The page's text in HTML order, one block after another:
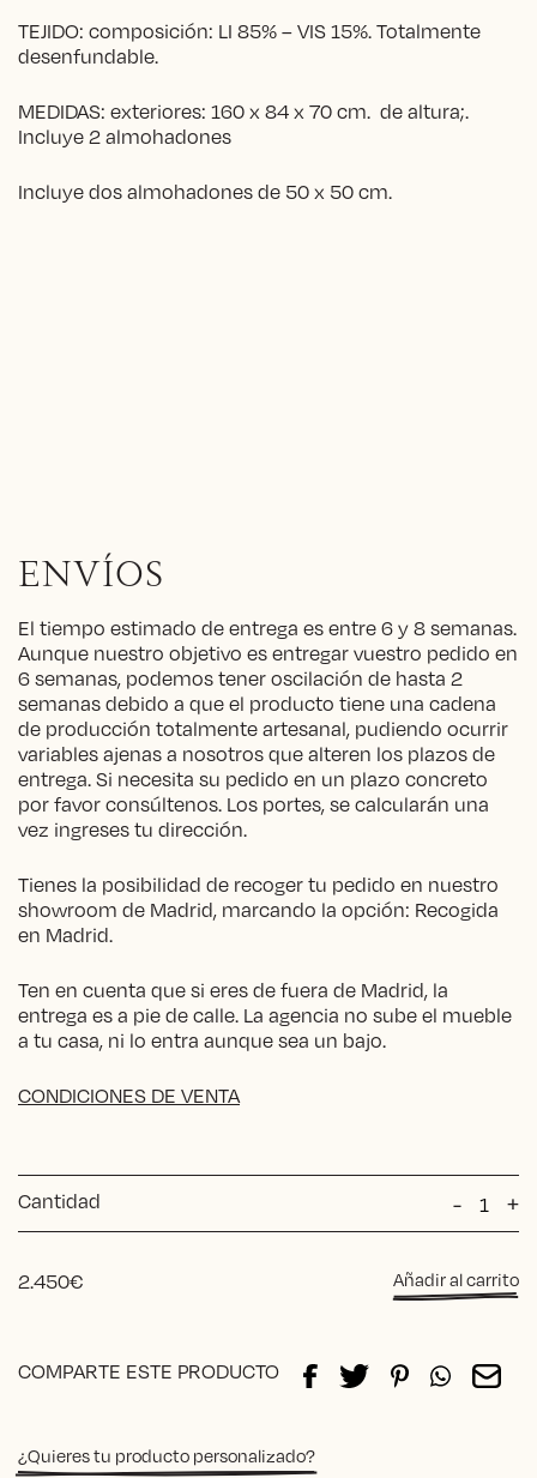
TEJIDO: composición: LI 85% – VIS 15%. Totalmente
desenfundable.
MEDIDAS: exteriores: 160 x 84 x 70 cm. de altura;.
Incluye 2 almohadones
Incluye dos almohadones de 50 x 50 cm.
ENVÍOS
El tiempo estimado de entrega es entre 6 y 8 semanas.
Aunque nuestro objetivo es entregar vuestro pedido en
6 semanas, podemos tener oscilación de hasta 2
semanas debido a que el producto tiene una cadena
de producción totalmente artesanal, pudiendo ocurrir
variables ajenas a nosotros que alteren los plazos de
entrega. Si necesita su pedido en un plazo concreto
por favor consúltenos. Los portes, se calcularán una
vez ingreses tu dirección.
Tienes la posibilidad de recoger tu pedido en nuestro
showroom de Madrid, marcando la opción: Recogida
en Madrid.
Ten en cuenta que si eres de fuera de Madrid, la
entrega es a pie de calle. La agencia no sube el mueble
a tu casa, ni lo entra aunque sea un bajo.
CONDICIONES DE VENTA
Cantidad -
Diván
Lino
Rayas
+
2.450€ Añadir al carrito
COMPARTE ESTE PRODUCTO
¿Quieres tu producto personalizado?